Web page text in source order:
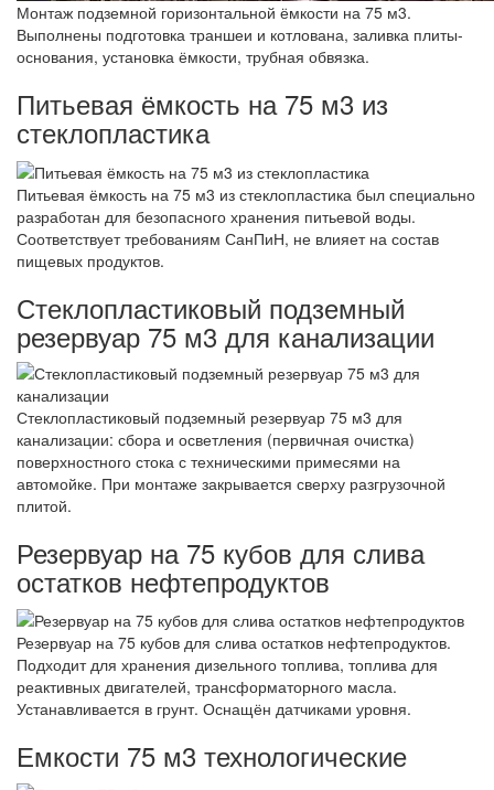
Монтаж подземной горизонтальной ёмкости на 75 м3.
Выполнены подготовка траншеи и котлована, заливка плиты-
основания, установка ёмкости, трубная обвязка.
Питьевая ёмкость на 75 м3 из
стеклопластика
Питьевая ёмкость на 75 м3 из стеклопластика был специально
разработан для безопасного хранения питьевой воды.
Соответствует требованиям СанПиН, не влияет на состав
пищевых продуктов.
Стеклопластиковый подземный
резервуар 75 м3 для канализации
Стеклопластиковый подземный резервуар 75 м3 для
канализации: сбора и осветления (первичная очистка)
поверхностного стока с техническими примесями на
автомойке. При монтаже закрывается сверху разгрузочной
плитой.
Резервуар на 75 кубов для слива
остатков нефтепродуктов
Резервуар на 75 кубов для слива остатков нефтепродуктов.
Подходит для хранения дизельного топлива, топлива для
реактивных двигателей, трансформаторного масла.
Устанавливается в грунт. Оснащён датчиками уровня.
Емкости 75 м3 технологические